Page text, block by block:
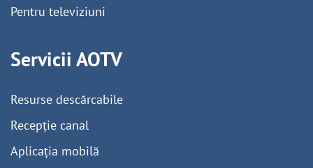
Pentru televiziuni
Servicii AOTV
Resurse descărcabile
Recepție canal
Aplicația mobilă